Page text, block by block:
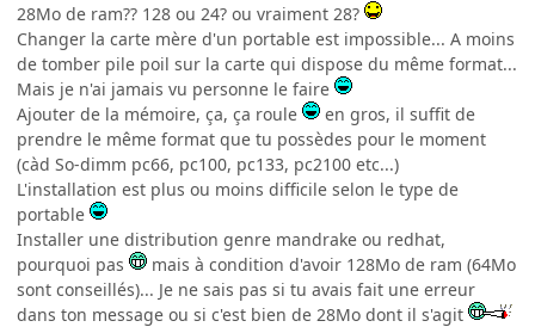
28Mo de ram?? 128 ou 24? ou vraiment 28?
Changer la carte mère d'un portable est impossible... A moins
de tomber pile poil sur la carte qui dispose du même format...
Mais je n'ai jamais vu personne le faire
Ajouter de la mémoire, ça, ça roule
en gros, il suffit de
prendre le même format que tu possèdes pour le moment
(càd So-dimm pc66, pc100, pc133, pc2100 etc...)
L'installation est plus ou moins difficile selon le type de
portable
Installer une distribution genre mandrake ou redhat,
pourquoi pas
mais à condition d'avoir 128Mo de ram (64Mo
sont conseillés)... Je ne sais pas si tu avais fait une erreur
dans ton message ou si c'est bien de 28Mo dont il s'agit